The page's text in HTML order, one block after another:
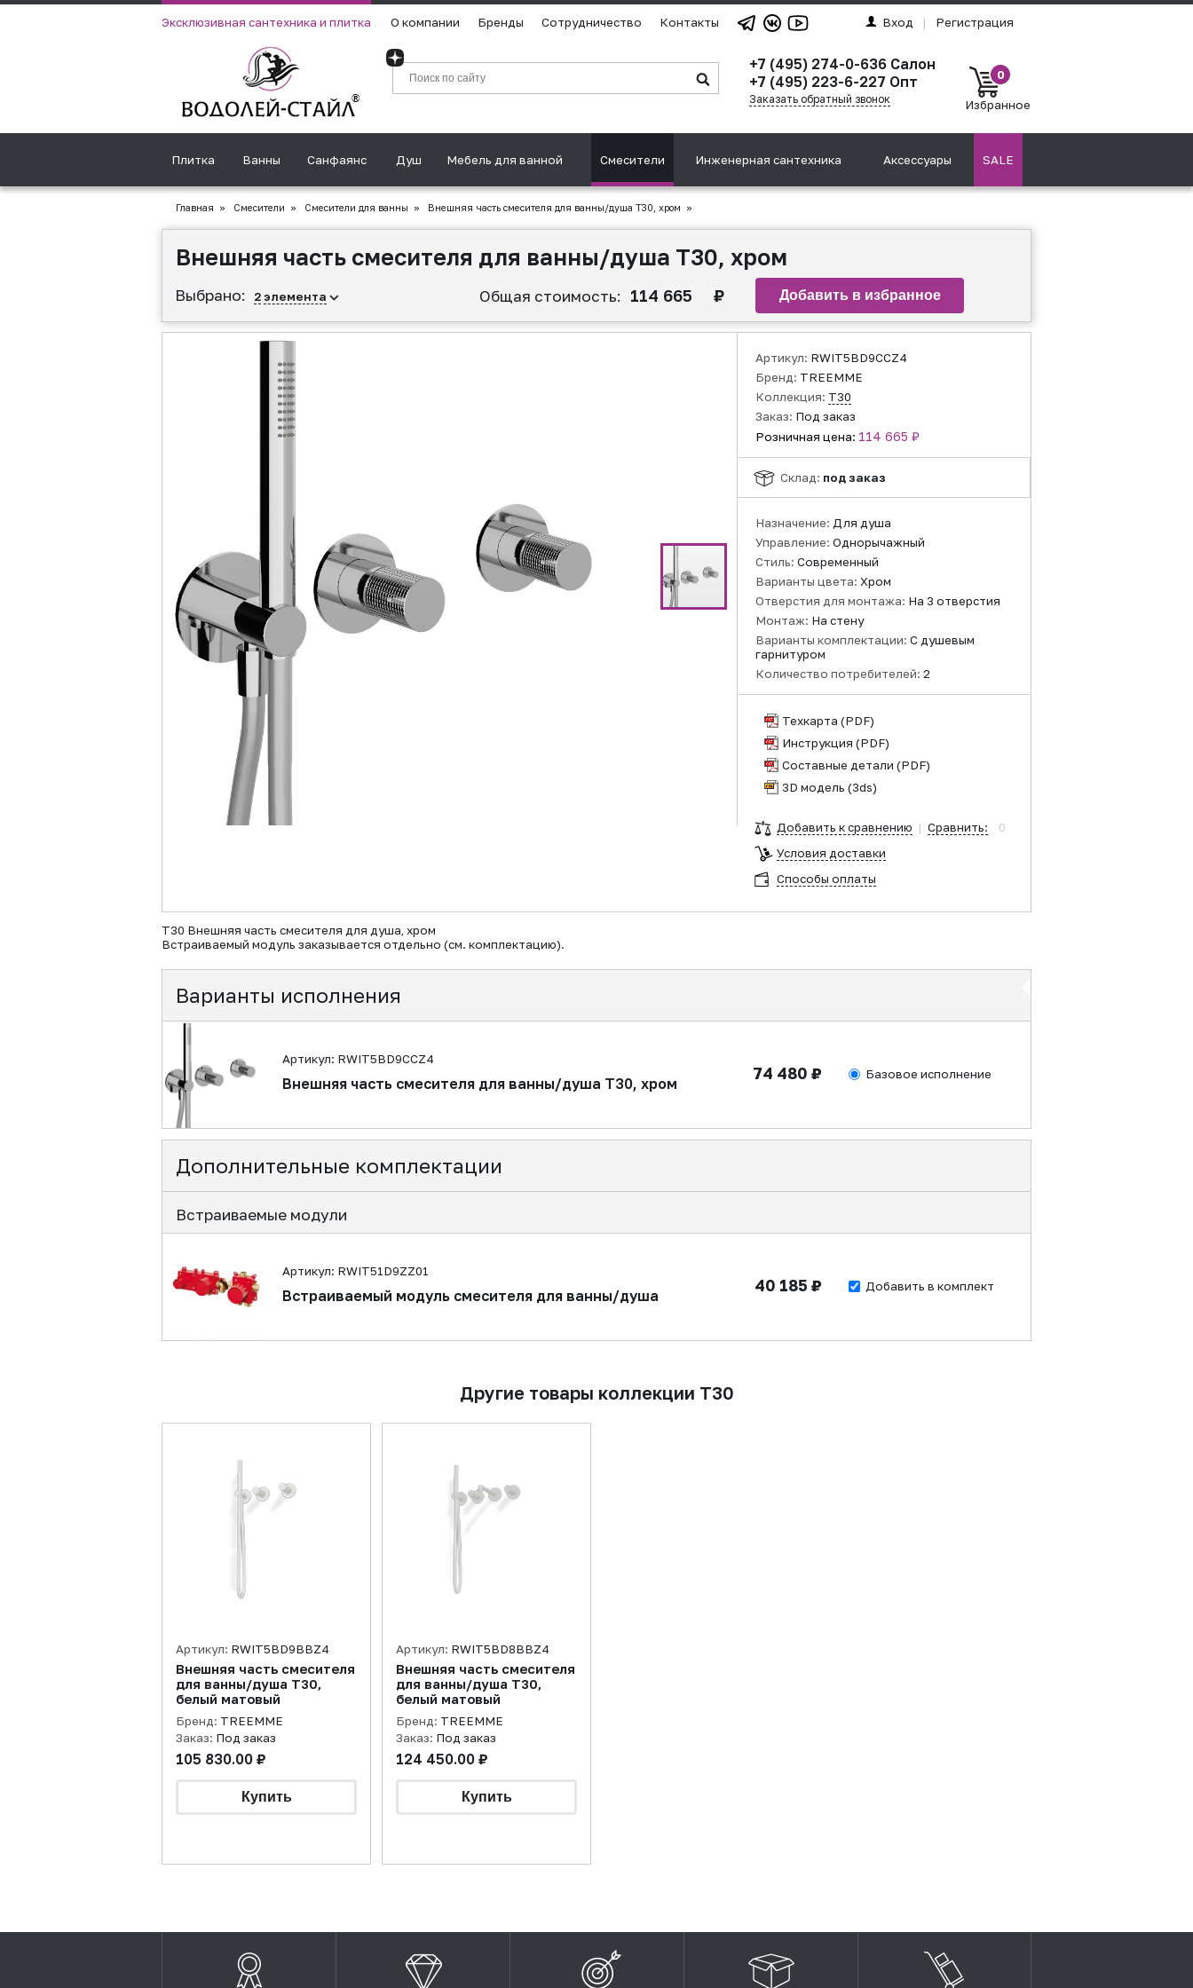
Эксклюзивная сантехника и плитка О компании Бренды Сотрудничество Контакты Вход | Регистрация
+7 (495) 274-0-636 Салон
+7 (495) 223-6-227 Опт
Заказать обратный звонок
0
Избранное
Плитка Ванны Санфаянс Душ Мебель для ванной Смесители Инженерная сантехника Аксессуары SALE
Главная » Смесители » Смесители для ванны » Внешняя часть смесителя для ванны/душа T30, хром »
Внешняя часть смесителя для ванны/душа T30, хром
Выбрано: 2элемента Общая стоимость: 114 665 ₽
Артикул: RWIT5BD9CCZ4
Бренд: TREEMME
Коллекция: T30
Заказ: Под заказ
Розничная цена: 114 665 ₽
Склад: под заказ
Назначение: Для душа
Управление: Однорычажный
Стиль: Современный
Варианты цвета: Хром
Отверстия для монтажа: На 3 отверстия
Монтаж: На стену
Варианты комплектации: С душевым
гарнитуром
Количество потребителей: 2
Техкарта (PDF)
Инструкция (PDF)
Составные детали (PDF)
3D модель (3ds)
Добавить к сравнению | Сравнить:
0
Условия доставки
Способы оплаты
T30 Внешняя часть смесителя для душа, хром
Встраиваемый модуль заказывается отдельно (см. комплектацию).
Варианты исполнения
Артикул: RWIT5BD9CCZ4
Внешняя часть смесителя для ванны/душа T30, хром
74 480 ₽ Базовое исполнение
Дополнительные комплектации
Встраиваемые модули
Артикул: RWIT51D9ZZ01
Встраиваемый модуль смесителя для ванны/душа
40 185 ₽ Добавить в комплект
Другие товары коллекции T30
Артикул: RWIT5BD9BBZ4
Внешняя часть смесителя
для ванны/душа T30,
белый матовый
Бренд: TREEMME
Заказ: Под заказ
105 830.00 ₽
Артикул: RWIT5BD8BBZ4
Внешняя часть смесителя
для ванны/душа T30,
белый матовый
Бренд: TREEMME
Заказ: Под заказ
124 450.00 ₽